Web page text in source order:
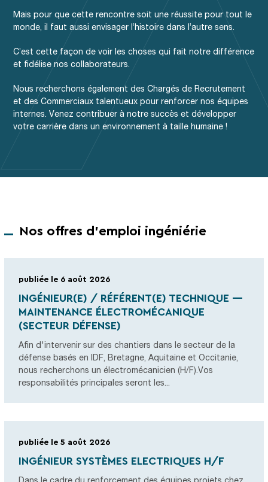
Mais pour que cette rencontre soit une réussite pour tout le
monde, il faut aussi envisager l’histoire dans l’autre sens.
C’est cette façon de voir les choses qui fait notre différence
et fidélise nos collaborateurs.
Nous recherchons également des Chargés de Recrutement
et des Commerciaux talentueux pour renforcer nos équipes
internes. Venez contribuer à notre succès et développer
votre carrière dans un environnement à taille humaine !​
Nos offres d'emploi ingéniérie
publiée le 6 août 2026
INGÉNIEUR(E) / RÉFÉRENT(E) TECHNIQUE —
MAINTENANCE ÉLECTROMÉCANIQUE
(SECTEUR DÉFENSE)
Afin d'intervenir sur des chantiers dans le secteur de la
défense basés en IDF, Bretagne, Aquitaine et Occitanie,
nous recherchons un électromécanicien (H/F).Vos
responsabilités principales seront les...
publiée le 5 août 2026
INGÉNIEUR SYSTÈMES ELECTRIQUES H/F
Dans le cadre du renforcement des équipes projets chez